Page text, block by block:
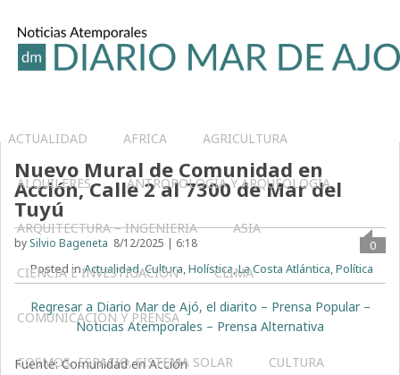
ACTUALIDAD AFRICA AGRICULTURA
ALQUILERES ANTROPOLOGÍA Y ARQUEOLOGÍA
ARQUITECTURA – INGENIERIA ASIA
CIENCIA E INVESTIGACIÓN CLIMA
COMUNICACIÓN Y PRENSA
COSMOS, ESPACIO, SISTEMA SOLAR CULTURA
Nuevo Mural de Comunidad en
Acción, Calle 2 al 7300 de Mar del
Tuyú
by Silvio Bageneta 8/12/2025 | 6:18
0
Posted inActualidad,Cultura,Holística,La Costa Atlántica,Política
Regresar a Diario Mar de Ajó, el diarito – Prensa Popular –
Noticias Atemporales – Prensa Alternativa
Fuente: Comunidad en Acción